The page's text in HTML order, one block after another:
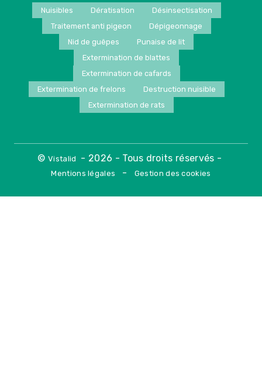
Nuisibles Dératisation
Désinsectisation
Traitement anti pigeon
Dépigeonnage
Nid de guêpes
Punaise de lit
Extermination de blattes
Extermination de cafards
Extermination de frelons
Destruction nuisible
Extermination de rats
©Vistalid - 2026 - Tous droits réservés -
Mentions légales - Gestion des cookies